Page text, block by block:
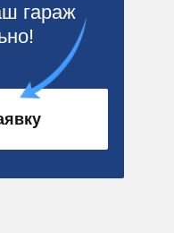
гараж